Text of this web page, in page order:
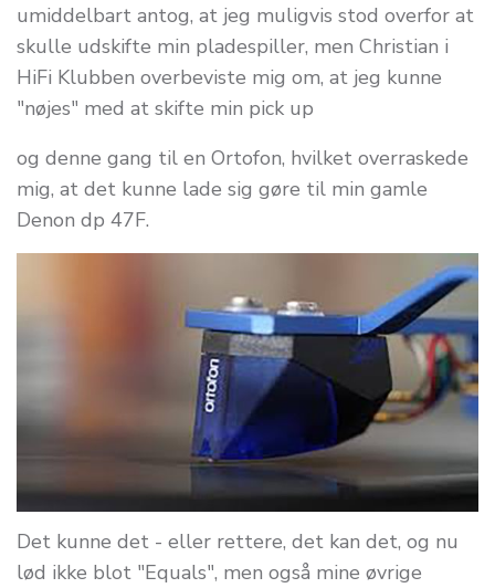
umiddelbart antog, at jeg muligvis stod overfor at
skulle udskifte min pladespiller, men Christian i
HiFi Klubben overbeviste mig om, at jeg kunne
"nøjes" med at skifte min pick up
og denne gang til en Ortofon, hvilket overraskede
mig, at det kunne lade sig gøre til min gamle
Denon dp 47F.
Det kunne det - eller rettere, det kan det, og nu
lød ikke blot "Equals", men også mine øvrige